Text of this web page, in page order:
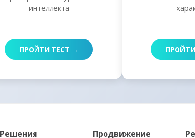
интеллекта
ПРОЙТИ ТЕСТ →
Решения Продвижение